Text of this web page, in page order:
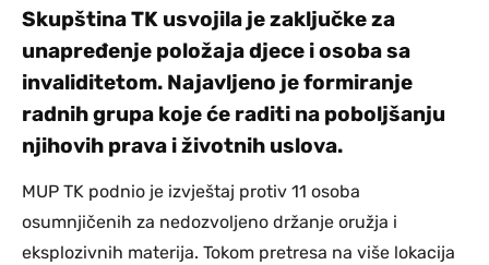
Skupština TK usvojila je zaključke za
unapređenje položaja djece i osoba sa
invaliditetom. Najavljeno je formiranje
radnih grupa koje će raditi na poboljšanju
njihovih prava i životnih uslova.
MUP TK podnio je izvještaj protiv 11 osoba
osumnjičenih za nedozvoljeno držanje oružja i
eksplozivnih materija. Tokom pretresa na više lokacija